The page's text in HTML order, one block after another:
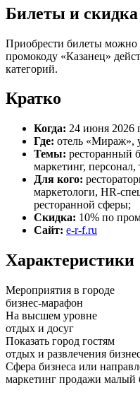
Билеты и скидка
Приобрести билеты
промокоду «Казанец»
категорий.
Кратко
Когда: 24 июня 2026
Где: отель «Мираж»,
Темы: ресторанный
маркетинг,
Для кого:
маркетологи, HR-
ресторанной сферы;
Скидка: 10% по
Сайт: e-r-f.ru
Характеристики
Мероприятия в городе
бизнес-марафон
На высшем уровне
отдых и досуг
Показать город гостям
отдых и развлечения
Сфера бизнеса или
маркетинг продажи малый